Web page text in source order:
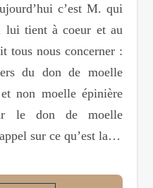
c’est M. qui
lui tient à coeur et au
tous nous concerner :
du don de moelle
non moelle épinière
le don de moelle
sur ce qu’est la…